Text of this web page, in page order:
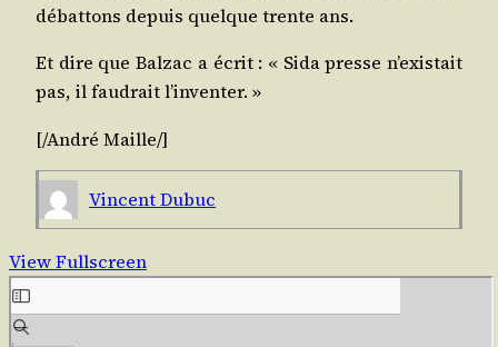
débat­tons depuis quelque trente ans.
Et dire que Bal­zac a écrit : « Sida presse n’exis­tait
pas, il fau­drait l’inventer. »
[/​André Maille/​]
Vincent Dubuc
View Fullscreen